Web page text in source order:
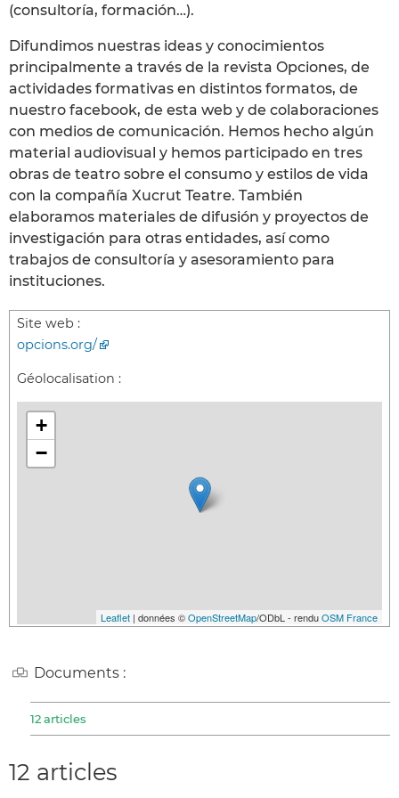
(consultoría, formación…).
Difundimos nuestras ideas y conocimientos
principalmente a través de la revista Opciones, de
actividades formativas en distintos formatos, de
nuestro facebook, de esta web y de colaboraciones
con medios de comunicación. Hemos hecho algún
material audiovisual y hemos participado en tres
obras de teatro sobre el consumo y estilos de vida
con la compañía Xucrut Teatre. También
elaboramos materiales de difusión y proyectos de
investigación para otras entidades, así como
trabajos de consultoría y asesoramiento para
instituciones.
Site web :
opcions.org/
Géolocalisation :
+
−
Leaflet | données ©OpenStreetMap/ODbL - renduOSM France
Documents :
12 articles
12 articles